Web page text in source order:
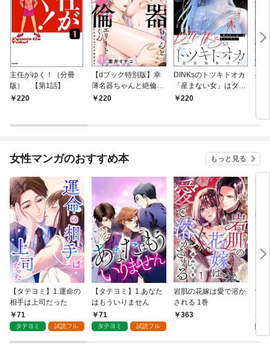
主任がゆく！（分冊
版） 【第1話】
220
【dブック特別版】幸
薄名器ちゃんと絶倫エ
リートくん むさぼりエ
220
DINKsのトツキトオカ
「産まない女」はダメ
ですか？（分冊版）
220
残
女性マンガのおすすめ本 もっと見る
【タテヨミ】1.運命の
相手は上司だった
71
タテヨミ 試読フル
【タテヨミ】1.あなた
はもういりません
71
タテヨミ 試読フル
岩肌の花嫁は愛で溶か
される 1巻
363
愛